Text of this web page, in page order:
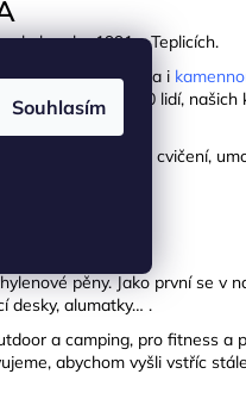
Souhlasím
byla roku 1991 v Teplicích.
kanceláře, sklady a i
bezmála 100 lidí, našich
zefektivnit fitness cvičení,
mise.
pěny. Jako první se v
desky, alumatky… .
a camping, pro fitness a
abychom vyšli vstříc